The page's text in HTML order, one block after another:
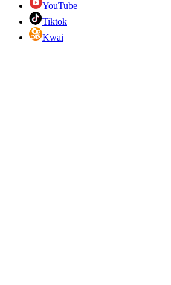
YouTube
Tiktok
Kwai